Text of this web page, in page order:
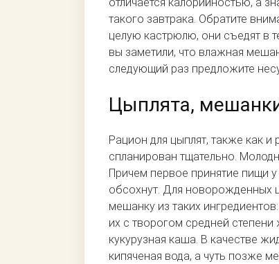
такого завтрака. Обратите
целую кастрюлю, они съедят в
вы заметили, что влажная
следующий раз предложите
Цыплята,
Рацион для цыплят, также как
спланирован тщательно.
Причем первое принятие пищи
обсохнут. Для новорожденных
мешанку из таких
их с творогом средней
кукурузная каша. В качестве
кипяченая вода, а чуть позже